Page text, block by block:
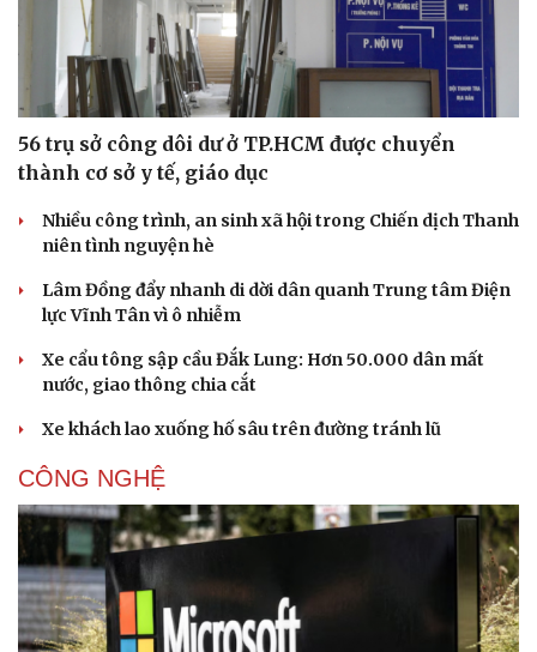
56 trụ sở công dôi dư ở TP.HCM được chuyển
thành cơ sở y tế, giáo dục
Nhiều công trình, an sinh xã hội trong Chiến dịch Thanh
niên tình nguyện hè
Lâm Đồng đẩy nhanh di dời dân quanh Trung tâm Điện
lực Vĩnh Tân vì ô nhiễm
Xe cẩu tông sập cầu Đắk Lung: Hơn 50.000 dân mất
nước, giao thông chia cắt
Xe khách lao xuống hố sâu trên đường tránh lũ
CÔNG NGHỆ